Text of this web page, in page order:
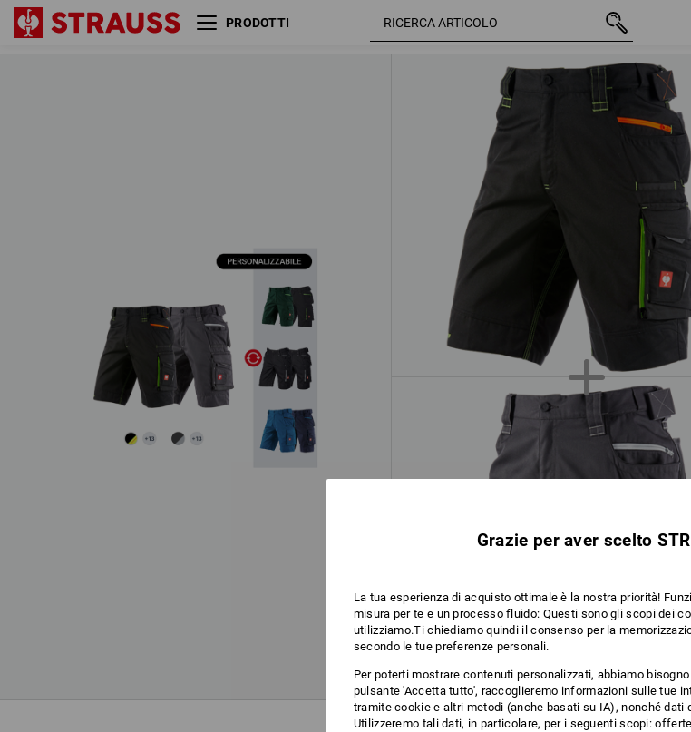
PRODOTTI
SET DA UOMO: 2x Short e.s.motion 2020 Modifica componenti set
Grazie per aver scelto
La tua esperienza di acquisto ottimale è la nostra priorità!
misura per te e un processo fluido: Questi sono gli scopi dei
utilizziamo.Ti chiediamo quindi il consenso per la
secondo le tue preferenze personali.
Per poterti mostrare contenuti personalizzati, abbiamo
pulsante 'Accetta tutto', raccoglieremo informazioni sulle tue
tramite cookie e altri metodi (anche basati su IA), nonché dati
Utilizzeremo tali dati, in particolare, per i seguenti scopi: